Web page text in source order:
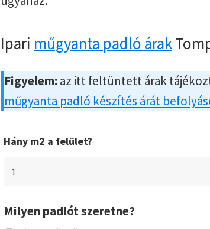
Ipari műgyanta padló árak
Figyelem: az itt feltüntett árak
műgyanta padló készítés árát
Hány m2 a felület?
Milyen padlót szeretne?